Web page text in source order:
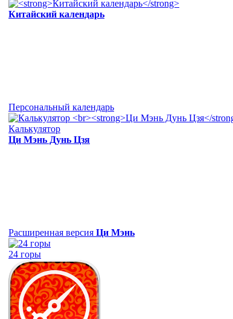
Китайский календарь
Персональный календарь
Калькулятор
Ци Мэнь Дунь Цзя
Расширенная версия Ци Мэнь
24 горы